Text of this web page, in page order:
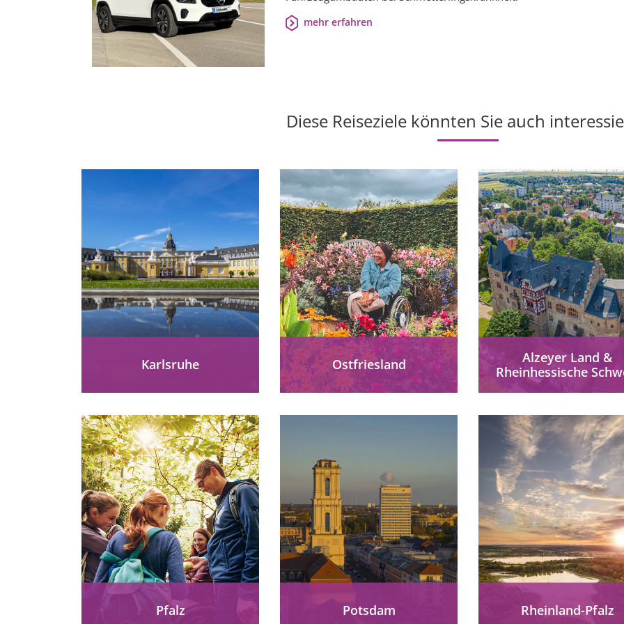
mehr erfahren
Diese Reiseziele könnten Sie auch
Karlsruhe
lockt mit ihrem einzigartigen
Charme und einer Vielzahl
von Möglichkeiten, die auch
für Menschen mit
Behinderungen gut
zugänglich...
mehr erfahren
Ostfriesland
Inseln bis ins Binnenland
sein könnte.
mehr erfahren
Alzeyer Land &
Rheinhessische
Rheinhessische
bieten einen
Urlaub voller Genuss
Entspannung.
mehr erfahren
Pfalz Potsdam Rheinland-Pfalz